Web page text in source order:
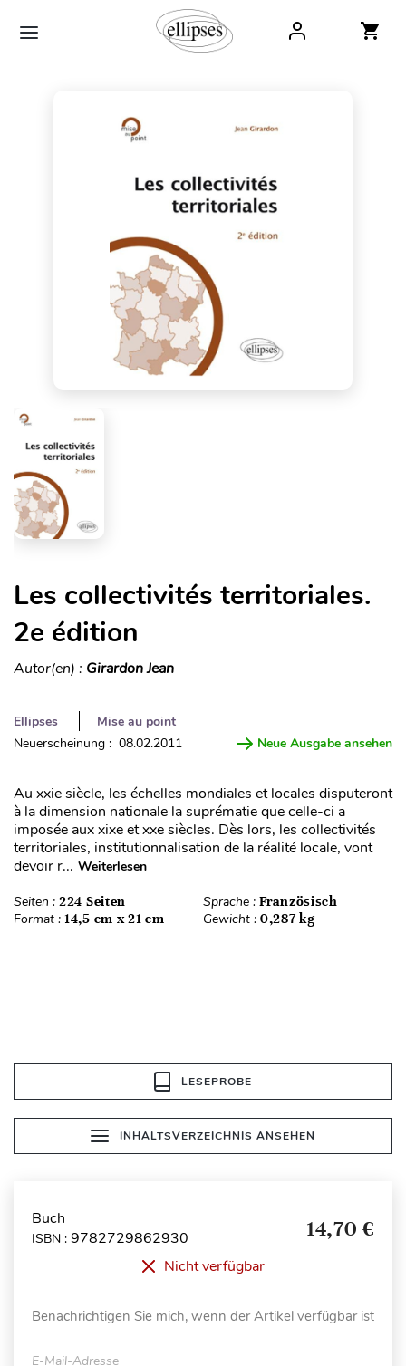
Les collectivités territoriales.
2e édition
Autor(en) : Girardon Jean
Ellipses
Mise au point
Neuerscheinung : 08.02.2011
Neue Ausgabe ansehen
Au xxie siècle, les échelles mondiales et locales disputeront
à la dimension nationale la suprématie que celle-ci a
imposée aux xixe et xxe siècles. Dès lors, les collectivités
territoriales, institutionnalisation de la réalité locale, vont
devoir r... Weiterlesen
Seiten : 224 Seiten Sprache : Französisch
Format : 14,5 cm x 21 cm Gewicht : 0,287 kg
LESEPROBE
INHALTSVERZEICHNIS ANSEHEN
Buch
ISBN : 9782729862930 14,70 €
Nicht verfügbar
Benachrichtigen Sie mich, wenn der Artikel verfügbar ist
E-Mail-Adresse